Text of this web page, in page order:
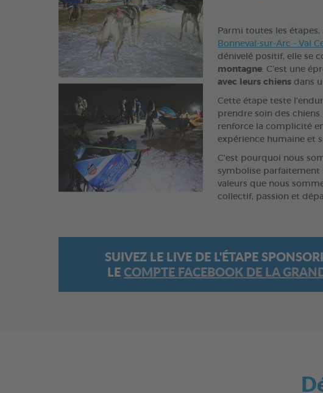
Parmi toutes les
Bonneval-sur-Arc - Val
dénivelé positif, elle se
montagne . C’est une
avec leurs chiens dans
Cette étape teste
prendre soin des
renforce la complicité
expérience humaine et
C'est pourquoi nous
symbolise parfaitement
valeurs que nous
collectif, passion et
SUIVEZ LE LIVE DE L'ÉTAPE
LE COMPTE FACEBOOK DE LA